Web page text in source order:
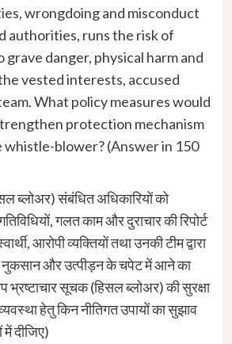
wrongdoing and misconduct
authorities, runs the risk of
grave danger, physical harm and
vested interests, accused
What policy measures would
protection mechanism
blower? (Answer in 150
ब्लोअर) संबंधित अधिकारियों को
गलत काम और दुराचार की रिपोर्ट
आरोपी व्यक्तियों तथा उनकी टीम द्वारा
नुकसान और उत्पीड़न के चपेट में आने का
भ्रष्टाचार सूचक (हिसल ब्लोअर) की सुरक्षा
हेतु किन नीतिगत उपायों का सुझाव
दीजिए)